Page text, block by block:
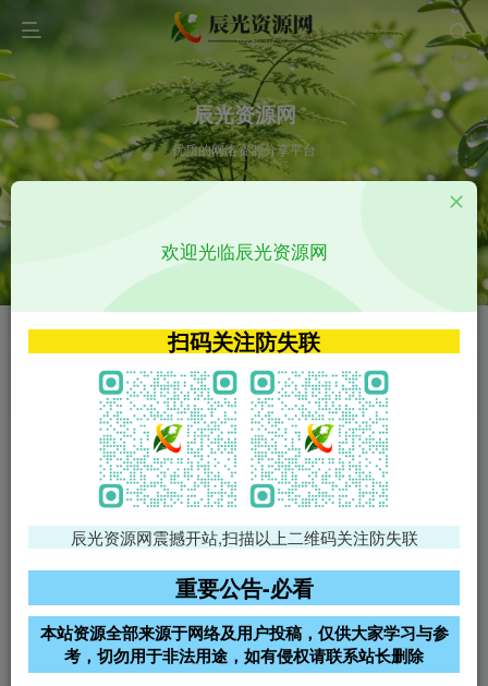
辰光资源网
优质的网络资源分享平台
VIP特权介绍 APP源码
VIP特权介绍
火
VIP特权介绍
影视源码
影视源码
免费领支付宝红包
腾讯轻量4核4G3M服务器38元/
阿里云2核2G200M服务器68元/
年
雨云高防免备案服务器
欢迎光临辰光资源网
扫码关注防失联
辰光资源网震撼开站,扫描以上二维码关注防失联
重要公告-必看
本站资源全部来源于网络及用户投稿，仅供大家学习与参
考，切勿用于非法用途，如有侵权请联系站长删除